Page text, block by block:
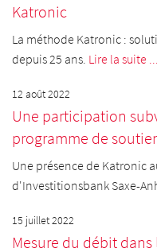
Katronic
La méthode Katronic :
depuis 25 ans. Lire la suite ...
12 août 2022
Une participation
programme de
Une présence de Katronic
d'Investitionsbank Saxe-
15 juillet 2022
Mesure du débit